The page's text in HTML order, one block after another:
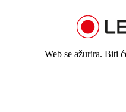
Web se ažurira. Biti